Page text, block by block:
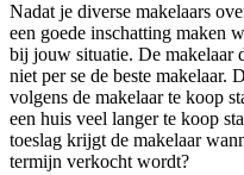
Nadat je diverse makelaars
een goede inschatting maken
bij jouw situatie. De makelaar
niet per se de beste makelaar.
volgens de makelaar te koop
een huis veel langer te koop
toeslag krijgt de makelaar
termijn verkocht wordt?